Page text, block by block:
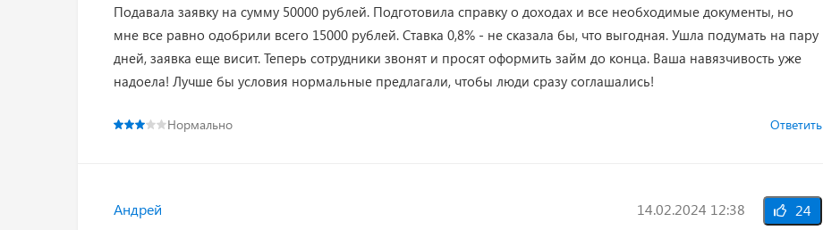
Подавала заявку на сумму 50000 рублей. Подготовила справку о доходах и все необходимые документы, но
мне все равно одобрили всего 15000 рублей. Ставка 0,8% - не сказала бы, что выгодная. Ушла подумать на пару
дней, заявка еще висит. Теперь сотрудники звонят и просят оформить займ до конца. Ваша навязчивость уже
надоела! Лучше бы условия нормальные предлагали, чтобы люди сразу соглашались!
Нормально Ответить
Андрей 14.02.2024 12:38 24